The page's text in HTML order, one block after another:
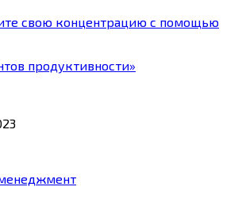
свою концентрацию с помощью
продуктивности»